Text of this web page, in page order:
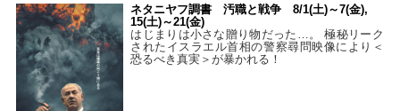
ネタニヤフ調書 汚職と戦争 8/1(土)～7(金),
15(土)～21(金)
はじまりは小さな贈り物だった…。 極秘リーク
されたイスラエル首相の警察尋問映像により＜
恐るべき真実＞が暴かれる！